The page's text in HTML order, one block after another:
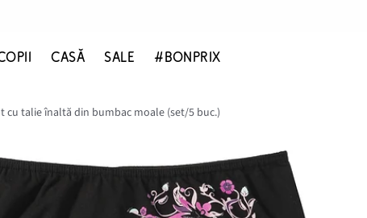
CASĂ SALE #BONPRIX
cu talie înaltă din bumbac moale (set/5 buc.)